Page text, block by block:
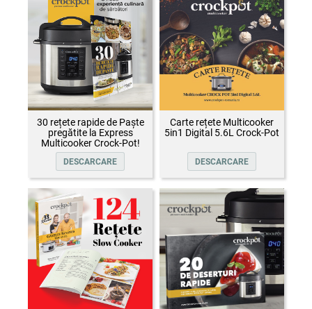
30 rețete rapide de Paște
pregătite la Express
Multicooker Crock-Pot!
DESCARCARE
Carte rețete Multicooker
5in1 Digital 5.6L Crock-Pot
DESCARCARE